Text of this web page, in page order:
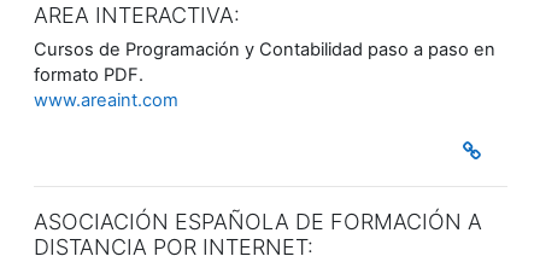
AREA INTERACTIVA:
Cursos de Programación y Contabilidad paso a paso en
formato PDF.
www.areaint.com
ASOCIACIÓN ESPAÑOLA DE FORMACIÓN A
DISTANCIA POR INTERNET: